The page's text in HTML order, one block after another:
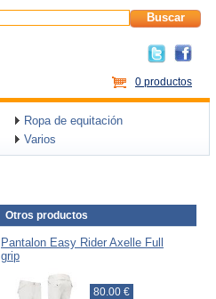
Buscar
0 productos
Ropa de equitación
Varios
Otros productos
Pantalon Easy Rider Axelle Full
grip
80.00 €